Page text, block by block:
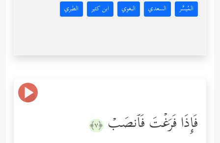
المُيسَّر السعدي البغوي ابن كثير الطبري
فَإِذَا فَرَغۡتَ فَٱنصَبۡ ﴿٧﴾